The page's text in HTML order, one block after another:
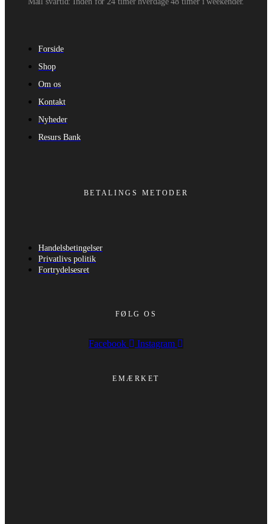
Forside
Shop
Om os
Kontakt
Nyheder
Resurs Bank
BETALINGS METODER
Handelsbetingelser
Privatlivs politik
Fortrydelsesret
FØLG OS
Facebook Instagram
EMÆRKET